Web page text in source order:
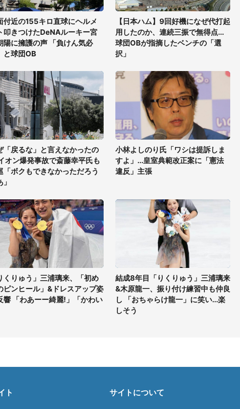
付近の155キロ直球にヘルメ
叩きつけたDeNAルーキー宮
陽に擁護の声 「負けん気必
と球団OB
【日本ハム】9回好機になぜ代打起
用したのか、連続三振で無得点...
球団OBが指摘したベンチの「選
択」
「戻るな」と言えなかったの
オン爆発事故で斎藤幸平氏も
「ボクもできなかっただろう
小林よしのり氏「ワシは提訴しま
すよ」...皇室典範改正案に「憲法
違反」主張
くりゅう」三浦璃来、「初め
ピンヒール」&ドレスアップ姿
響 「わあーー綺麗!」「かわい
結成8年目「りくりゅう」三浦璃来
&木原龍一、振り付け練習中も仲良
し 「おちゃらけ龍一」に笑い...楽
しそう
ト サイトについて